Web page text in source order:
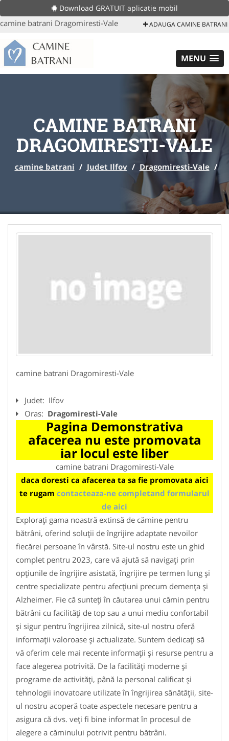
Download GRATUIT aplicatie mobil
camine batrani Dragomiresti-Vale ADAUGA CAMINE BATRANI
MENU
CAMINE BATRANI
DRAGOMIRESTI-VALE
camine batrani / Judet Ilfov / Dragomiresti-Vale /
camine batrani Dragomiresti-Vale
Judet: Ilfov
Oras: Dragomiresti-Vale
Pagina Demonstrativa
afacerea nu este promovata
iar locul este liber
camine batrani Dragomiresti-Vale
daca doresti ca afacerea ta sa fie promovata aici
te rugam contacteaza-ne completand formularul
de aici
Explorați gama noastră extinsă de cămine pentru
bătrâni, oferind soluții de îngrijire adaptate nevoilor
fiecărei persoane în vârstă. Site-ul nostru este un ghid
complet pentru 2023, care vă ajută să navigați prin
opțiunile de îngrijire asistată, îngrijire pe termen lung și
centre specializate pentru afecțiuni precum demența și
Alzheimer. Fie că sunteți în căutarea unui cămin pentru
bătrâni cu facilități de top sau a unui mediu confortabil
și sigur pentru îngrijirea zilnică, site-ul nostru oferă
informații valoroase și actualizate. Suntem dedicați să
vă oferim cele mai recente informații și resurse pentru a
face alegerea potrivită. De la facilități moderne și
programe de activități, până la personal calificat și
tehnologii inovatoare utilizate în îngrijirea sănătății, site-
ul nostru acoperă toate aspectele necesare pentru a
asigura că dvs. veți fi bine informat în procesul de
alegere a căminului potrivit pentru bătrâni.